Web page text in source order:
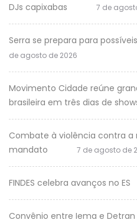
DJs capixabas
7 de
Serra se prepara para
de agosto de 2026
Movimento Cidade reúne
brasileira em três dias de
Combate à violência contra a
mandato
7 de agosto de
FINDES celebra avanços no ES
Convênio entre Iema e